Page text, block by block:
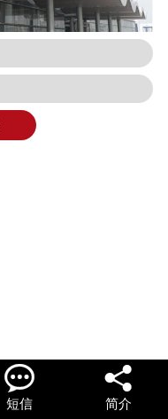

短信

简介